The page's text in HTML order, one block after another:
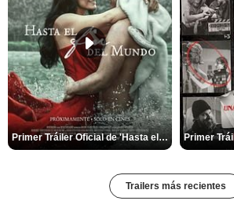
Primer Tráiler Oficial de 'Hasta el fin del mundo'
Trailers más recientes